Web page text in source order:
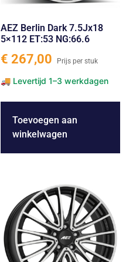
AEZ Berlin Dark 7.5Jx18
5×112 ET:53 NG:66.6
€ 267,00
Toevoegen aan
winkelwagen